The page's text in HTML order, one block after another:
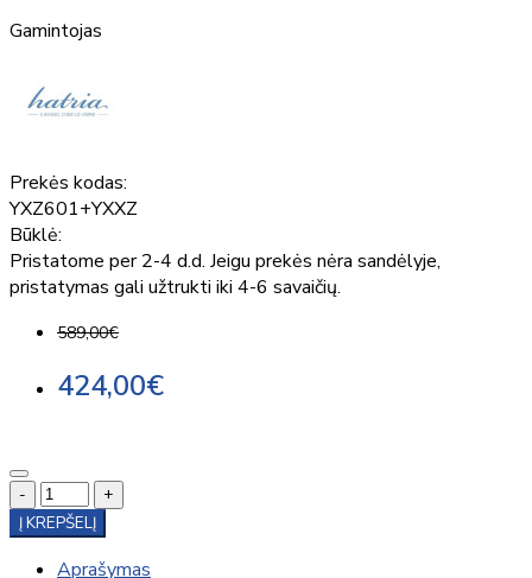
Gamintojas
Prekės kodas:
YXZ601+YXXZ
Būklė:
Pristatome per 2-4 d.d. Jeigu prekės nėra sandėlyje,
pristatymas gali užtrukti iki 4-6 savaičių.
589,00€
424,00€
-
+
Į KREPŠELĮ
Aprašymas